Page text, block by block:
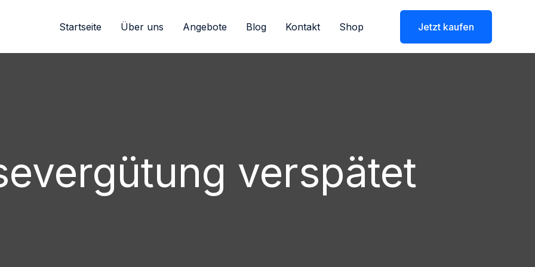
Startseite Über uns Angebote Blog Kontakt Shop Jetzt kaufen
verspätet